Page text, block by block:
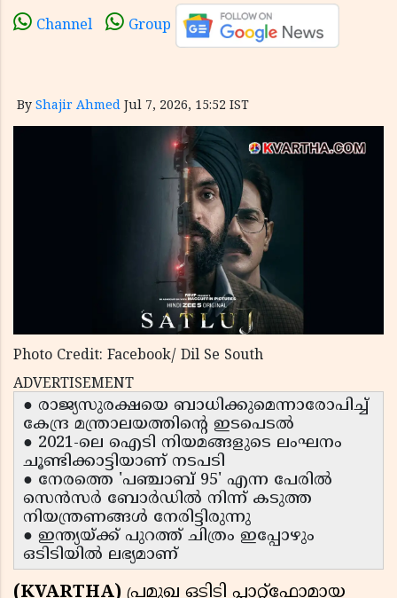
Channel Group
By Shajir Ahmed Jul 7, 2026, 15:52 IST
Photo Credit: Facebook/ Dil Se South
ADVERTISEMENT
● രാജ്യസുരക്ഷയെ ബാധിക്കുമെന്നാരോപിച്ച്
കേന്ദ്ര മന്ത്രാലയത്തിന്റെ ഇടപെടൽ
● 2021-ലെ ഐടി നിയമങ്ങളുടെ ലംഘനം
ചൂണ്ടിക്കാട്ടിയാണ് നടപടി
● നേരത്തെ 'പഞ്ചാബ് 95' എന്ന പേരിൽ
സെൻസർ ബോർഡിൽ നിന്ന് കടുത്ത
നിയന്ത്രണങ്ങൾ നേരിട്ടിരുന്നു
● ഇന്ത്യയ്ക്ക് പുറത്ത് ചിത്രം ഇപ്പോഴും
ഒടിടിയിൽ ലഭ്യമാണ്
(KVARTHA) പ്രമുഖ ഒടിടി പ്ലാറ്റ്‌ഫോമായ